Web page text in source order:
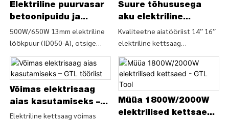
(ID044-A) – HIINA GTL TOOLS
LIMITED
võimas muutuva kiirusega
löökkeeraja ja puur (ID044-B) –
HIINA GTL TOOLS LIMITED
Elektriline puurvasar
betoonipuidu ja
terase jaoks – GTL
tööriist
500W/650W 13mm elektriline
löökpuur (ID050-A), otsige
löökpuurvasara (ID050-A)
puurlöögi üksikasju ja hinda –
HIINA GTL TOOLS LIMITED
Suure tõhususega
aku elektriline
kettsaag – GTL
tööriist
Kvaliteetne aiatööriist 14′′ 16′′
elektriline kettsaag
aiatööriista elektrilise kettsae
14′′ 16′′ elektrilise kettsae
puidu lõikamise kettsae
üksikasjad ja hind - HIINA GTL
TOOLS LIMITED
Võimas elektrisaag
aias kasutamiseks –
GTL tööriist
Elektriline kettsaag võimas
Müüa 1800W/2000W
elektrilised kettsaed -